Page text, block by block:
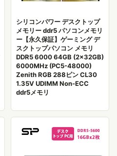
シリコンパワー デスクトップ
メモリー ddr5 パソコンメモリ
ー【永久保証】ゲーミング デ
スクトップパソコン メモリ
DDR5 6000 64GB (2x32GB)
6000MHz (PC5-48000)
Zenith RGB 288ピン CL30
1.35V UDIMM Non-ECC
ddr5メモリ